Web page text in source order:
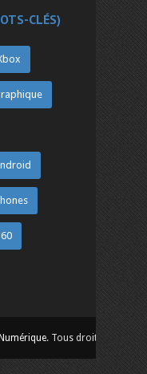
CLÉS)
. Tous droits réservés.